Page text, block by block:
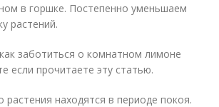
в горшке. Постепенно уменьшаем
растений.
заботиться о комнатном лимоне
если прочитаете эту статью.
растения находятся в периоде покоя.